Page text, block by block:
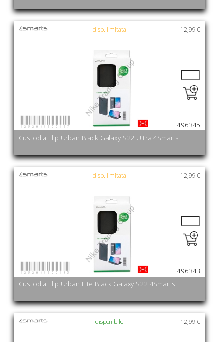
12,99 €
Custodia Flip Urban Black Galaxy S22 Ultra 4Smarts
disp. limitata
496345
12,99 €
Custodia Flip Urban Lite Black Galaxy S22 4Smarts
disp. limitata
496343
12,99 €
disponibile